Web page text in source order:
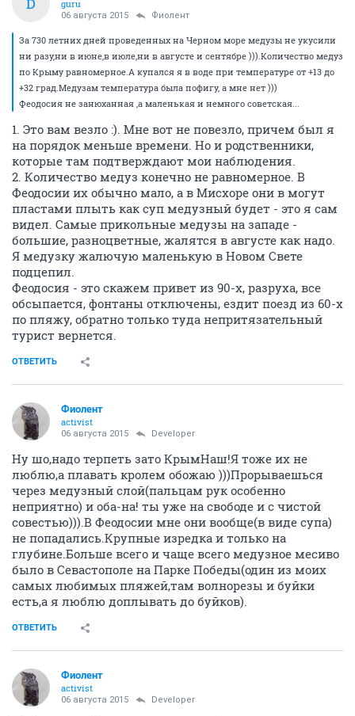
guru
06 августа 2015 Фиолент
За 730 летних дней проведенных на Черном море медузы не укусили
ни разу,ни в июне,в июле,ни в августе и сентябре ))).Количество медуз
по Крыму равномерное.А купался я в воде при температуре от +13 до
+32 град.Медузам температура была пофигу, а мне нет )))
Феодосия не занюханная ,а маленькая и немного советская...
1. Это вам везло :). Мне вот не повезло, причем был я
на порядок меньше времени. Но и родственники,
которые там подтверждают мои наблюдения.
2. Количество медуз конечно не равномерное. В
Феодосии их обычно мало, а в Мисхоре они в могут
пластами плыть как суп медузный будет - это я сам
видел. Самые прикольные медузы на западе -
большие, разноцветные, жалятся в августе как надо.
Я медузку жалючую маленькую в Новом Свете
подцепил.
Феодосия - это скажем привет из 90-х, разруха, все
обсыпается, фонтаны отключены, ездит поезд из 60-х
по пляжу, обратно только туда непритязательный
турист вернется.
ОТВЕТИТЬ
Фиолент
activist
06 августа 2015 Developer
Ну шо,надо терпеть зато КрымНаш!Я тоже их не
люблю,а плавать кролем обожаю )))Прорываешься
через медузный слой(пальцам рук особенно
неприятно) и оба-на! ты уже на свободе и с чистой
совестью))).В Феодосии мне они вообще(в виде супа)
не попадались.Крупные изредка и только на
глубине.Больше всего и чаще всего медузное месиво
было в Севастополе на Парке Победы(один из моих
самых любимых пляжей,там волнорезы и буйки
есть,а я люблю доплывать до буйков).
ОТВЕТИТЬ
Фиолент
activist
06 августа 2015 Developer